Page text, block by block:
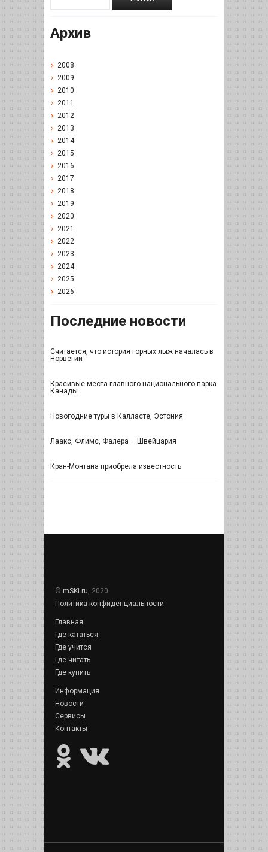
Архив
2008
2009
2010
2011
2012
2013
2014
2015
2016
2017
2018
2019
2020
2021
2022
2023
2024
2025
2026
Последние новости
Считается, что история горных лыж началась в
Норвегии
Красивые места главного национального парка
Канады
Новогодние туры в Калласте, Эстония
Лаакс, Флимс, Фалера – Швейцария
Кран-Монтана приобрела известность
© mSKi.ru , 2020
Политика конфиденциальности
Главная
Где кататься
Где учится
Где читать
Где купить
Информация
Новости
Сервисы
Контакты